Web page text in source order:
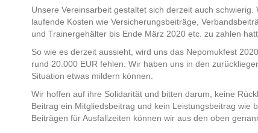
Unsere Vereinsarbeit gestaltet sich derzeit auch
laufende Kosten wie Versicherungsbeiträge,
und Trainergehälter bis Ende März 2020 etc. zu zahlen
So wie es derzeit aussieht, wird uns das Nepomukfest
rund 20.000 EUR fehlen. Wir haben uns in den
Situation etwas mildern können.
Wir hoffen auf ihre Solidarität und bitten darum, keine
Beitrag ein Mitgliedsbeitrag und kein Leistungsbeitrag wie
Beiträgen für Ausfallzeiten können wir aus den oben